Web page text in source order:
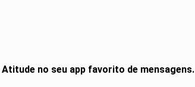
no seu app favorito de mensagens.